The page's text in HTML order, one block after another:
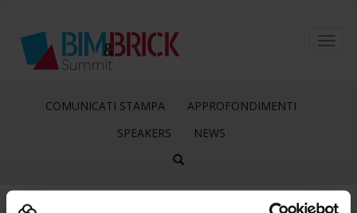
COMUNICATI STAMPA
APPROFONDIMENTI
SPEAKERS
NEWS